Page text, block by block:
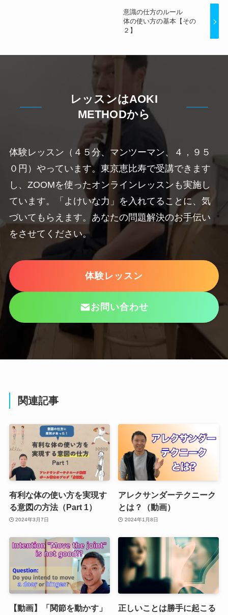
意識の仕方のルール
体の使い方の基本【その
２】
レッスンはAOKI
METHODから
体験レッスン（４５分、マンツーマン、４，９５
０円）やっています。東京恵比寿で受講できます
し、ZOOMを使ったオンラインレッスンも実施し
ています。「よけいな力」を入れてることに、気
づいてもらえます。あなたの問題解決のお手伝い
をさせてください。
体験レッスン
お問い合わせ
関連記事
有利な体の使い方を実現す
る意図の方法（Part 1）
2024年3月7日
アレクサンダーテクニーク
とは？（動画）
2024年1月8日
【動画】「関節を動かす」
正しいことは勝手に起こる